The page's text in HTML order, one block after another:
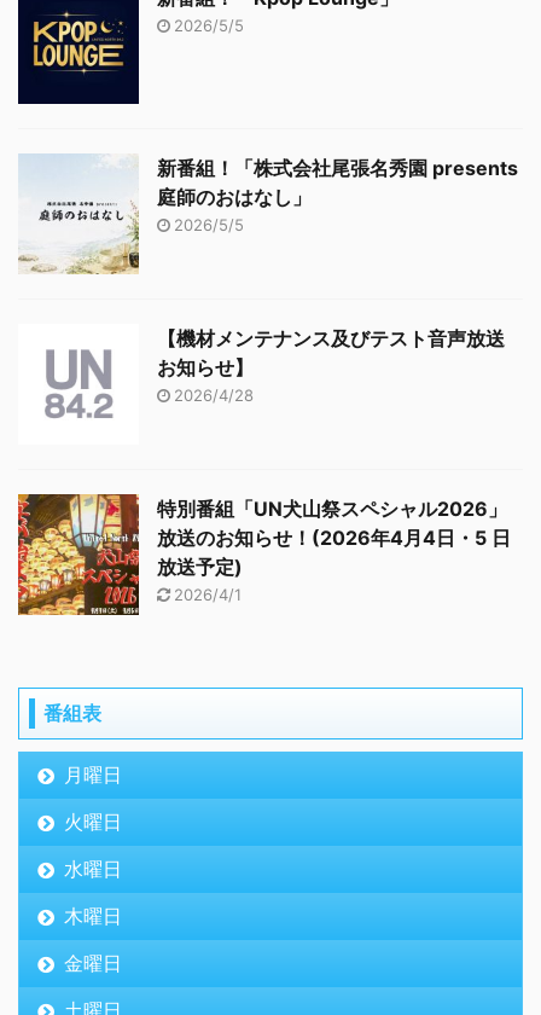
2026/5/5
新番組！「株式会社尾張名秀園 presents
庭師のおはなし」
2026/5/5
【機材メンテナンス及びテスト音声放送
お知らせ】
2026/4/28
特別番組「UN犬山祭スペシャル2026」
放送のお知らせ！(2026年4月4日・5 日
放送予定)
2026/4/1
番組表
月曜日
火曜日
水曜日
木曜日
金曜日
土曜日